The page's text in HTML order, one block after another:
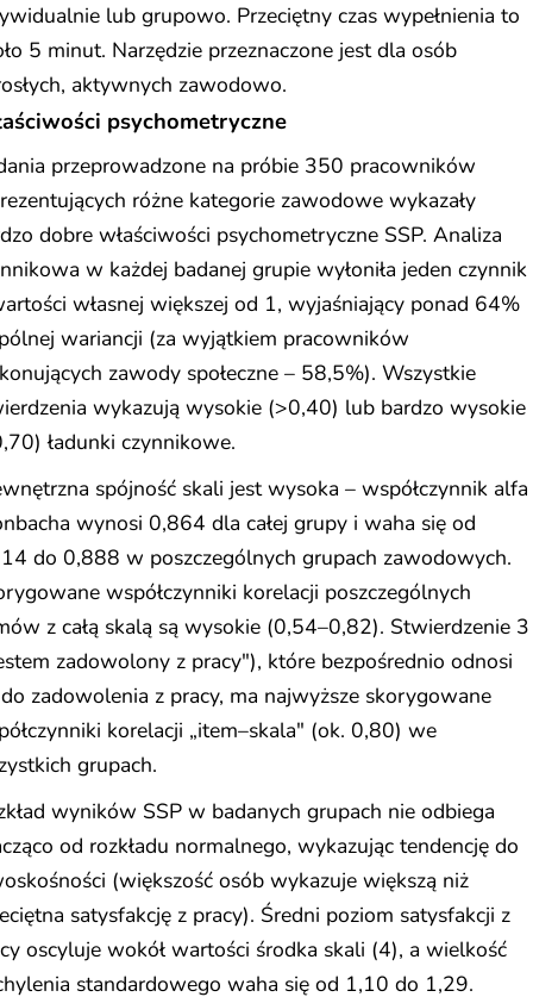
lub grupowo. Przeciętny czas wypełnienia to
5 minut. Narzędzie przeznaczone jest dla osób
aktywnych zawodowo.
psychometryczne
przeprowadzone na próbie 350 pracowników
różne kategorie zawodowe wykazały
dobre właściwości psychometryczne SSP. Analiza
w każdej badanej grupie wyłoniła jeden czynnik
własnej większej od 1, wyjaśniający ponad 64%
wariancji (za wyjątkiem pracowników
zawody społeczne – 58,5%). Wszystkie
wykazują wysokie (>0,40) lub bardzo wysokie
ładunki czynnikowe.
spójność skali jest wysoka – współczynnik alfa
wynosi 0,864 dla całej grupy i waha się od
do 0,888 w poszczególnych grupach zawodowych.
współczynniki korelacji poszczególnych
z całą skalą są wysokie (0,54–0,82). Stwierdzenie 3
zadowolony z pracy"), które bezpośrednio odnosi
zadowolenia z pracy, ma najwyższe skorygowane
korelacji „item–skala" (ok. 0,80) we
grupach.
wyników SSP w badanych grupach nie odbiega
od rozkładu normalnego, wykazując tendencję do
(większość osób wykazuje większą niż
satysfakcję z pracy). Średni poziom satysfakcji z
oscyluje wokół wartości środka skali (4), a wielkość
standardowego waha się od 1,10 do 1,29.